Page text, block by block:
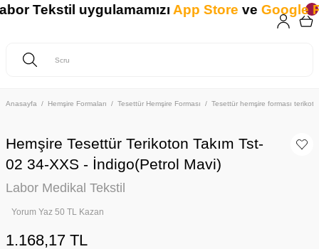
Anasayfa Hemşire Formaları Tesettür Hemşire Forması Tesettür hemşire forması
Hemşire Tesettür Terikoton Takım Tst-
02 34-XXS - İndigo(Petrol Mavi)
Labor Medikal Tekstil
Yorum Yaz 50 TL Kazan
1.168,17 TL
Tekstil uygulamamızıApp StoreveGoogle